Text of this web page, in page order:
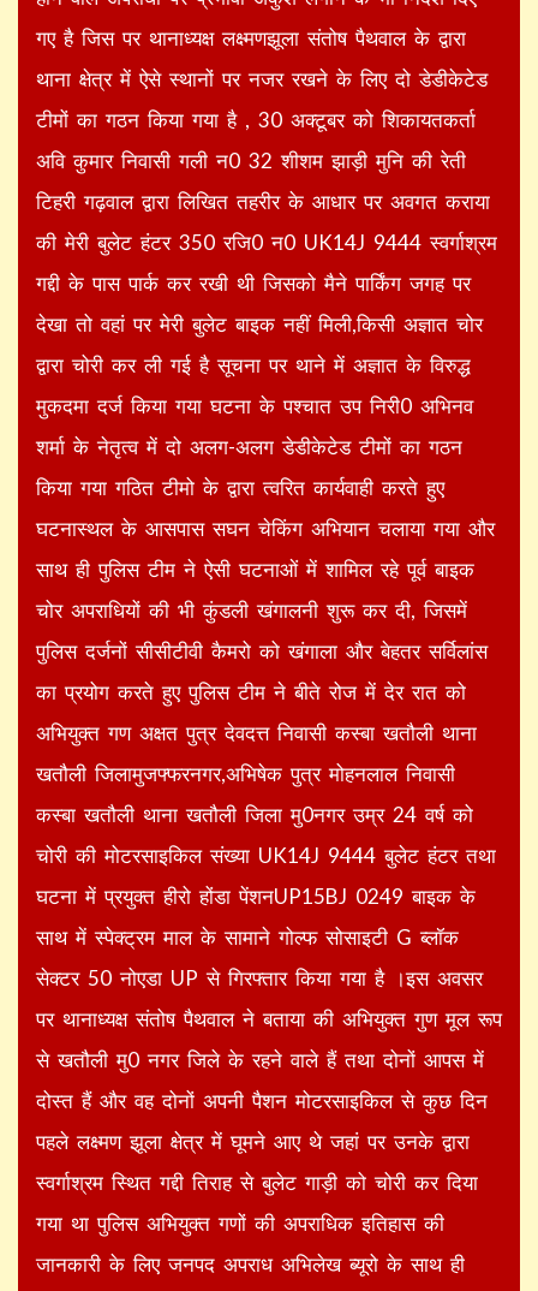
गए है जिस पर थानाध्यक्ष लक्ष्मणझूला संतोष पैथवाल के द्वारा
थाना क्षेत्र में ऐसे स्थानों पर नजर रखने के लिए दो डेडीकेटेड
टीमों का गठन किया गया है , 30 अक्टूबर को शिकायतकर्ता
अवि कुमार निवासी गली न0 32 शीशम झाड़ी मुनि की रेती
टिहरी गढ़वाल द्वारा लिखित तहरीर के आधार पर अवगत कराया
की मेरी बुलेट हंटर 350 रजि0 न0 UK14J 9444 स्वर्गाश्रम
गद्दी के पास पार्क कर रखी थी जिसको मैने पार्किंग जगह पर
देखा तो वहां पर मेरी बुलेट बाइक नहीं मिली,किसी अज्ञात चोर
द्वारा चोरी कर ली गई है सूचना पर थाने में अज्ञात के विरुद्ध
मुकदमा दर्ज किया गया घटना के पश्चात उप निरी0 अभिनव
शर्मा के नेतृत्व में दो अलग-अलग डेडीकेटेड टीमों का गठन
किया गया गठित टीमो के द्वारा त्वरित कार्यवाही करते हुए
घटनास्थल के आसपास सघन चेकिंग अभियान चलाया गया और
साथ ही पुलिस टीम ने ऐसी घटनाओं में शामिल रहे पूर्व बाइक
चोर अपराधियों की भी कुंडली खंगालनी शुरू कर दी, जिसमें
पुलिस दर्जनों सीसीटीवी कैमरो को खंगाला और बेहतर सर्विलांस
का प्रयोग करते हुए पुलिस टीम ने बीते रोज में देर रात को
अभियुक्त गण अक्षत पुत्र देवदत्त निवासी कस्बा खतौली थाना
खतौली जिलामुजफ्फरनगर,अभिषेक पुत्र मोहनलाल निवासी
कस्बा खतौली थाना खतौली जिला मु0नगर उम्र 24 वर्ष को
चोरी की मोटरसाइकिल संख्या UK14J 9444 बुलेट हंटर तथा
घटना में प्रयुक्त हीरो होंडा पेंशनUP15BJ 0249 बाइक के
साथ में स्पेक्ट्रम माल के सामाने गोल्फ सोसाइटी G ब्लॉक
सेक्टर 50 नोएडा UP से गिरफ्तार किया गया है ।इस अवसर
पर थानाध्यक्ष संतोष पैथवाल ने बताया की अभियुक्त गुण मूल रूप
से खतौली मु0 नगर जिले के रहने वाले हैं तथा दोनों आपस में
दोस्त हैं और वह दोनों अपनी पैशन मोटरसाइकिल से कुछ दिन
पहले लक्ष्मण झूला क्षेत्र में घूमने आए थे जहां पर उनके द्वारा
स्वर्गाश्रम स्थित गद्दी तिराह से बुलेट गाड़ी को चोरी कर दिया
गया था पुलिस अभियुक्त गणों की अपराधिक इतिहास की
जानकारी के लिए जनपद अपराध अभिलेख ब्यूरो के साथ ही